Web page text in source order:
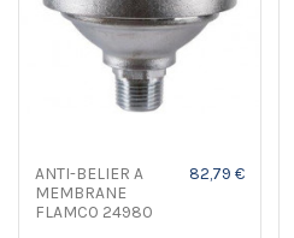
ANTI-BELIER A
MEMBRANE
FLAMCO 24980
82,79 €